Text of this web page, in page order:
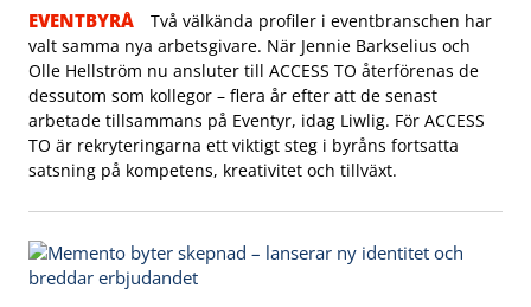
EVENTBYRÅ
Två välkända profiler i eventbranschen har
valt samma nya arbetsgivare. När Jennie Barkselius och
Olle Hellström nu ansluter till ACCESS TO återförenas de
dessutom som kollegor – flera år efter att de senast
arbetade tillsammans på Eventyr, idag Liwlig. För ACCESS
TO är rekryteringarna ett viktigt steg i byråns fortsatta
satsning på kompetens, kreativitet och tillväxt.